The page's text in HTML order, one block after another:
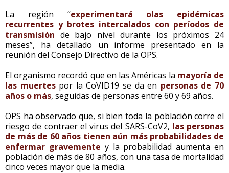
La región “experimentará olas epidémicas
recurrentes y brotes intercalados con períodos de
transmisión de bajo nivel durante los próximos 24
meses”, ha detallado un informe presentado en la
reunión del Consejo Directivo de la OPS.
El organismo recordó que en las Américas la mayoría de
las muertespor la CoVID19 se da en personas de 70
años o más, seguidas de personas entre 60 y 69 años.
OPS ha observado que, si bien toda la población corre el
riesgo de contraer el virus del SARS-CoV2, las personas
de más de 60 años tienen aún más probabilidades de
enfermar gravemente y la probabilidad aumenta en
población de más de 80 años, con una tasa de mortalidad
cinco veces mayor que la media.